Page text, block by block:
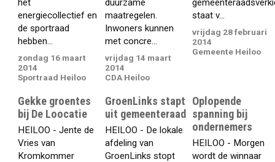
het
energiecollectief en
de sportraad
hebben...
zondag 16 maart
2014
Sportraad Heiloo
duurzame
maatregelen.
Inwoners kunnen
met concre...
vrijdag 14 maart
2014
CDA Heiloo
staat v...
vrijdag 28 februari
2014
Gemeente Heiloo
Gekke groentes
bij De Loocatie
HEILOO - Jente de
Vries van
Kromkommer
GroenLinks stapt
uit gemeenteraad
HEILOO - De lokale
afdeling van
GroenLinks stopt
Oplopende
spanning bij
ondernemers
HEILOO - Morgen
wordt de winnaar